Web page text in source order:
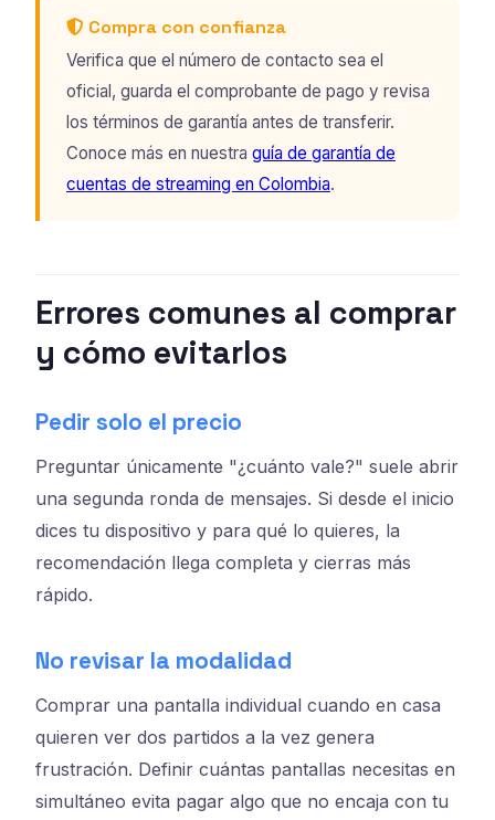
Compra con confianza
Verifica que el número de contacto sea el
oficial, guarda el comprobante de pago y revisa
los términos de garantía antes de transferir.
Conoce más en nuestra guía de garantía de
cuentas de streaming en Colombia.
Errores comunes al comprar
y cómo evitarlos
Pedir solo el precio
Preguntar únicamente "¿cuánto vale?" suele abrir
una segunda ronda de mensajes. Si desde el inicio
dices tu dispositivo y para qué lo quieres, la
recomendación llega completa y cierras más
rápido.
No revisar la modalidad
Comprar una pantalla individual cuando en casa
quieren ver dos partidos a la vez genera
frustración. Definir cuántas pantallas necesitas en
simultáneo evita pagar algo que no encaja con tu